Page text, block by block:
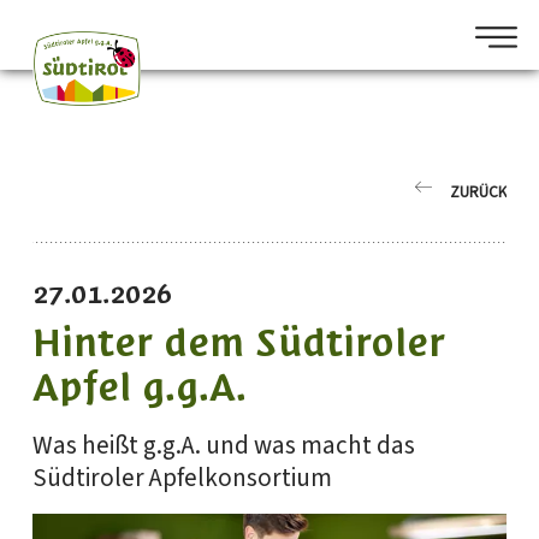
ZURÜCK
27.01.2026
Hinter dem Südtiroler
Apfel g.g.A.
Was heißt g.g.A. und was macht das
Südtiroler Apfelkonsortium